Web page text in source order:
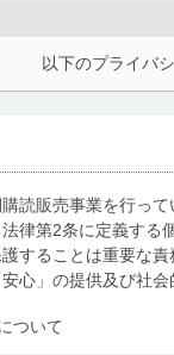
以下のプライバ
読販売事業を行っ
律第2条に定義する
することは重要な
心」の提供及び社
ついて